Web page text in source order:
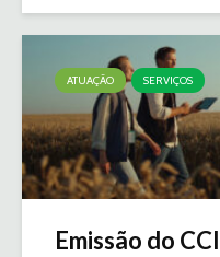
ATUAÇÃO SERVIÇOS
Emissão do